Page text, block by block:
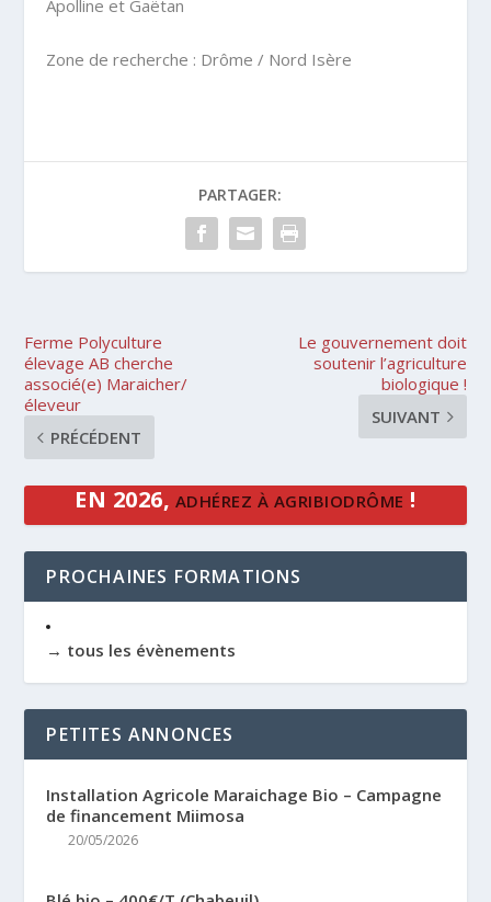
Apolline et Gaëtan
Zone de recherche : Drôme / Nord Isère
PARTAGER:
Ferme Polyculture
élevage AB cherche
associé(e) Maraicher/
éleveur
PRÉCÉDENT
Le gouvernement doit
soutenir l’agriculture
biologique !
SUIVANT
EN 2026, ADHÉREZ À AGRIBIODRÔME !
PROCHAINES FORMATIONS
→ tous les évènements
PETITES ANNONCES
Installation Agricole Maraichage Bio – Campagne
de financement Miimosa
20/05/2026